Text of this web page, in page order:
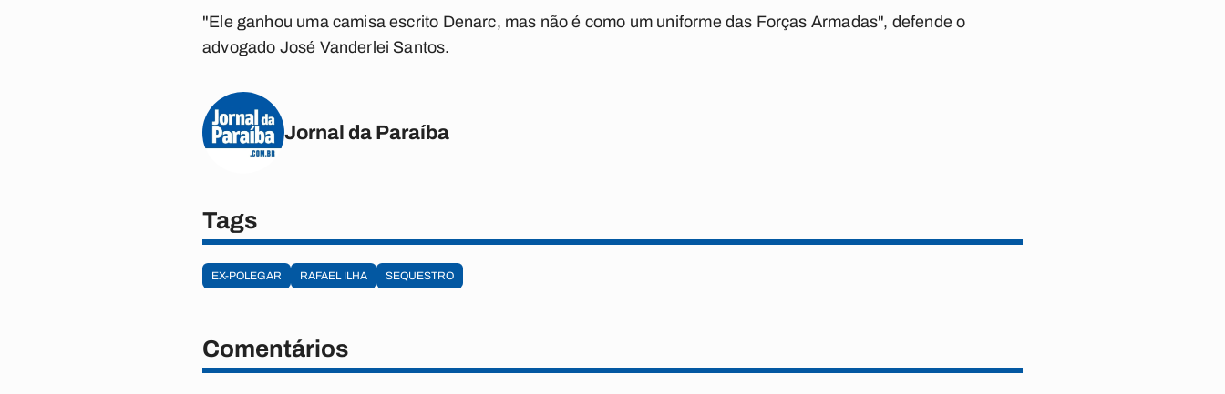
"Ele ganhou uma camisa escrito Denarc, mas não é como um uniforme das Forças Armadas", defende o
advogado José Vanderlei Santos.
Jornal da Paraíba
Tags
EX-POLEGAR RAFAEL ILHA SEQUESTRO
Comentários